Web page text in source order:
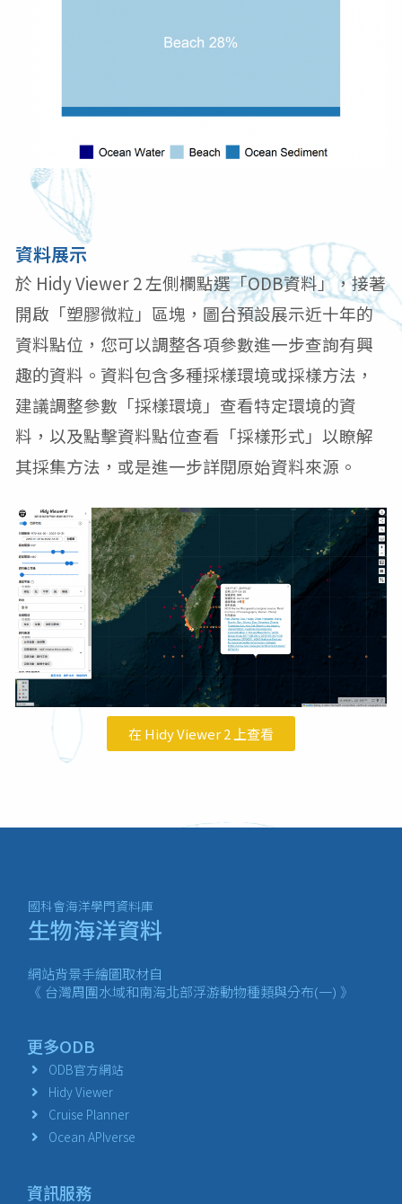
資料展示
於 Hidy Viewer 2左側欄點選「ODB資料」，接著
開啟「塑膠微粒 」區塊，圖台預設展示近十年的
資料點位，您可以調整各項參數進一步查詢有興
趣的資料。資料包含多種採樣環境或採樣方法，
建議調整參數「採樣環境 」 查看特定環境的資
料，以及點擊資料點位查看「採樣形式 」以瞭解
其採集方法，或是進一步詳閱原始資料來源。
在 Hidy Viewer 2 上查看
國科會海洋學門資料庫
生物海洋資料
網站背景手繪圖取材自
《 台灣周圍水域和南海北部浮游動物種類與分布(一) 》
更多ODB
ODB官方網站
Hidy Viewer
Cruise Planner
Ocean APIverse
資訊服務